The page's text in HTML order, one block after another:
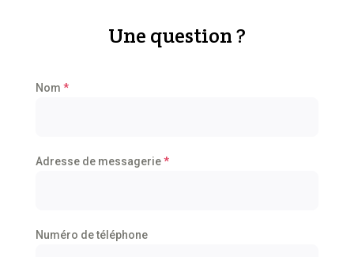
Une question ?
Nom *
Adresse de messagerie*
Numéro de téléphone